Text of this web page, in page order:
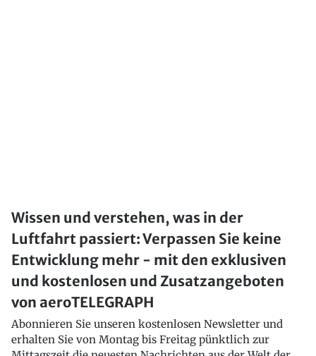
Wissen und verstehen, was in der
Luftfahrt passiert: Verpassen Sie keine
Entwicklung mehr - mit den exklusiven
und kostenlosen und Zusatzangeboten
von aeroTELEGRAPH
Abonnieren Sie unseren kostenlosen Newsletter und
erhalten Sie von Montag bis Freitag pünktlich zur